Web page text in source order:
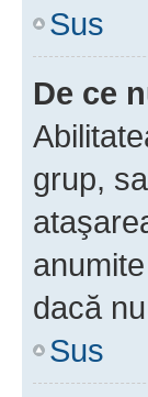
Sus
De ce
grup,
dacă
Sus